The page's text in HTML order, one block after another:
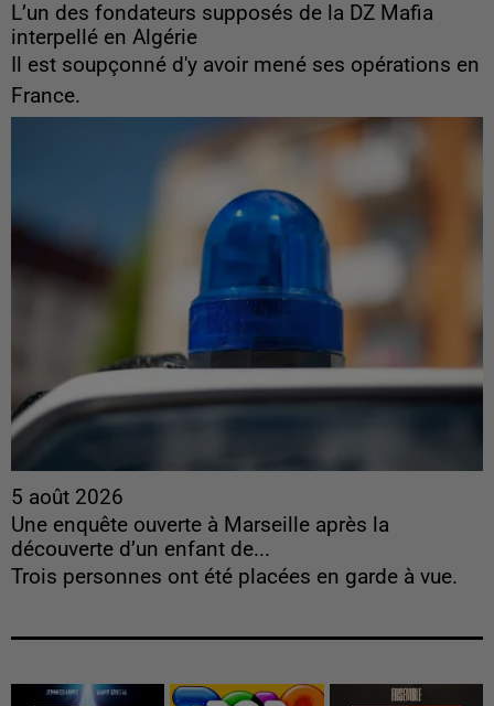
L’un des fondateurs supposés de la DZ Mafia
interpellé en Algérie
Il est soupçonné d'y avoir mené ses opérations en
France.
5 août 2026
Une enquête ouverte à Marseille après la
découverte d’un enfant de...
Trois personnes ont été placées en garde à vue.